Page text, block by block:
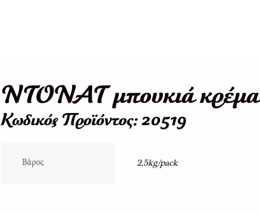
ΝΤΟΝΑΤ μπουκιά κρέμα
Κωδικός Προϊόντος: 20519
Βάρος 2,5kg/pack